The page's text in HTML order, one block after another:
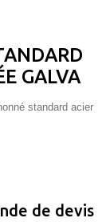
GALVA
standard acier
de devis